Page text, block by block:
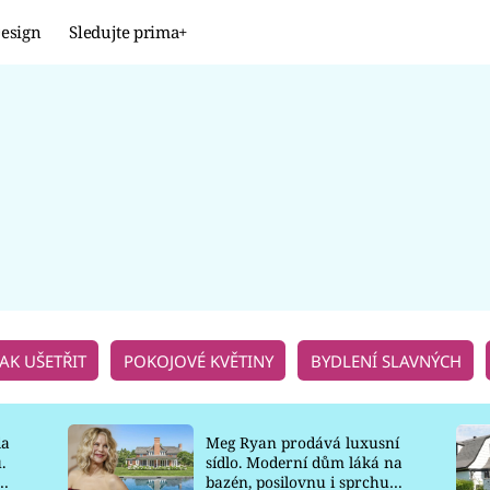
Sledujte prima+
UŠETŘIT POKOJOVÉ KVĚTINY BYDLENÍ SLAVNÝCH
Meg Ryan prodává luxusní
sídlo. Moderní dům láká na
bazén, posilovnu i sprchu